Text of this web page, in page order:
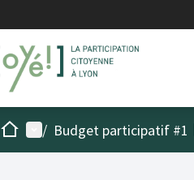
AccueilMenu principal
/ Budget participatif #1